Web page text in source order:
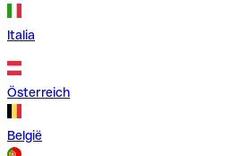
Italia
Österreich
België